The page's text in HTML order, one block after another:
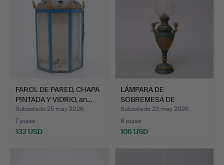
FAROL DE PARED, CHAPA
PINTADA Y VIDRIO, an…
Subastado 25 may 2026
7 pujas
132 USD
LÁMPARA DE
SOBREMESA DE
QUEROSENO, estilo …
Subastado 23 may 2026
8 pujas
106 USD